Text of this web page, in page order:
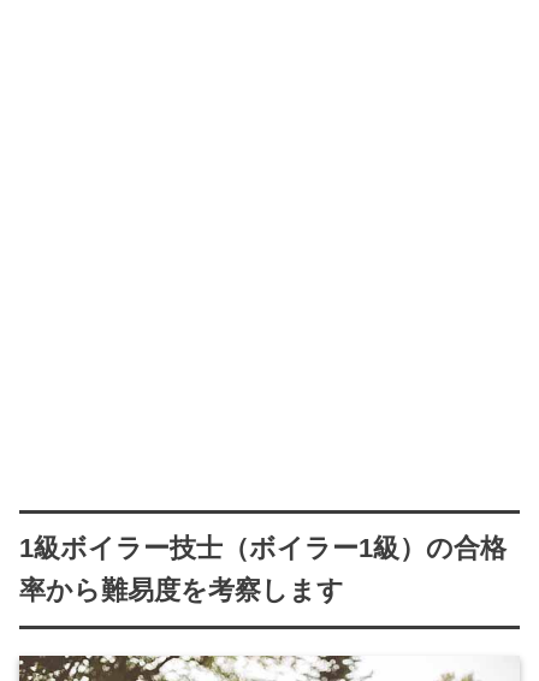
1級ボイラー技士（ボイラー1級）の合格
率から難易度を考察します